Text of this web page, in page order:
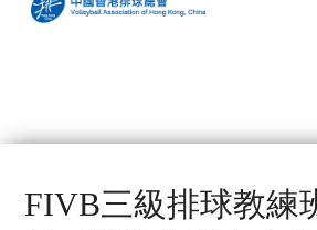
FIVB三級排球教練